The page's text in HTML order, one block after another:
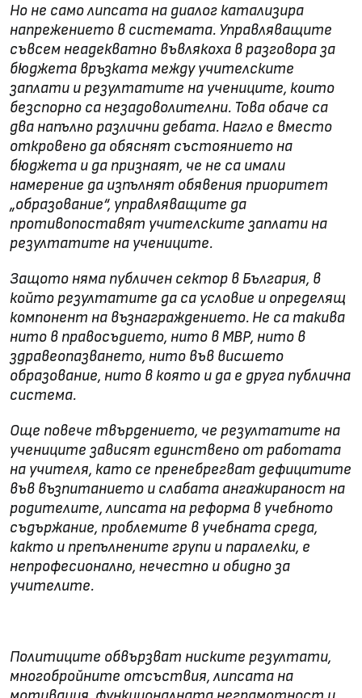
Но не само липсата на диалог катализира
напрежението в системата. Управляващите
съвсем неадекватно въвлякоха в разговора за
бюджета връзката между учителските
заплати и резултатите на учениците, които
безспорно са незадоволителни. Това обаче са
два напълно различни дебата. Нагло е вместо
откровено да обяснят състоянието на
бюджета и да признаят, че не са имали
намерение да изпълнят обявения приоритет
„образование“, управляващите да
противопоставят учителските заплати на
резултатите на учениците.
Защото няма публичен сектор в България, в
който резултатите да са условие и определящ
компонент на възнаграждението. Не са такива
нито в правосъдието, нито в МВР, нито в
здравеопазването, нито във висшето
образование, нито в която и да е друга публична
система.
Още повече твърдението, че резултатите на
учениците зависят единствено от работата
на учителя, като се пренебрегват дефицитите
във възпитанието и слабата ангажираност на
родителите, липсата на реформа в учебното
съдържание, проблемите в учебната среда,
както и препълнените групи и паралелки, е
непрофесионално, нечестно и обидно за
учителите.
Политиците обвързват ниските резултати,
многобройните отсъствия, липсата на